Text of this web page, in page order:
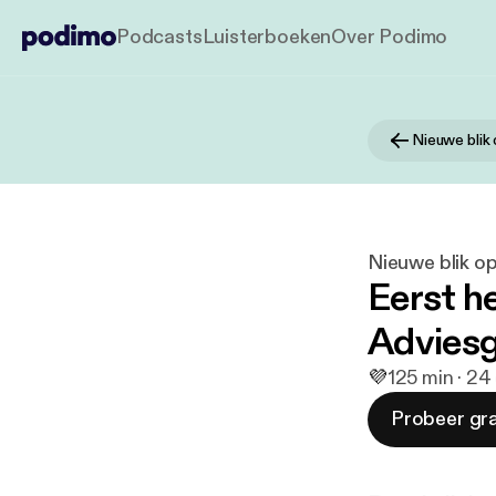
PodcastsLuisterboekenOver Podimo
Nieuwe blik
Nieuwe blik
Eerst
💜125 min ·
Probeer